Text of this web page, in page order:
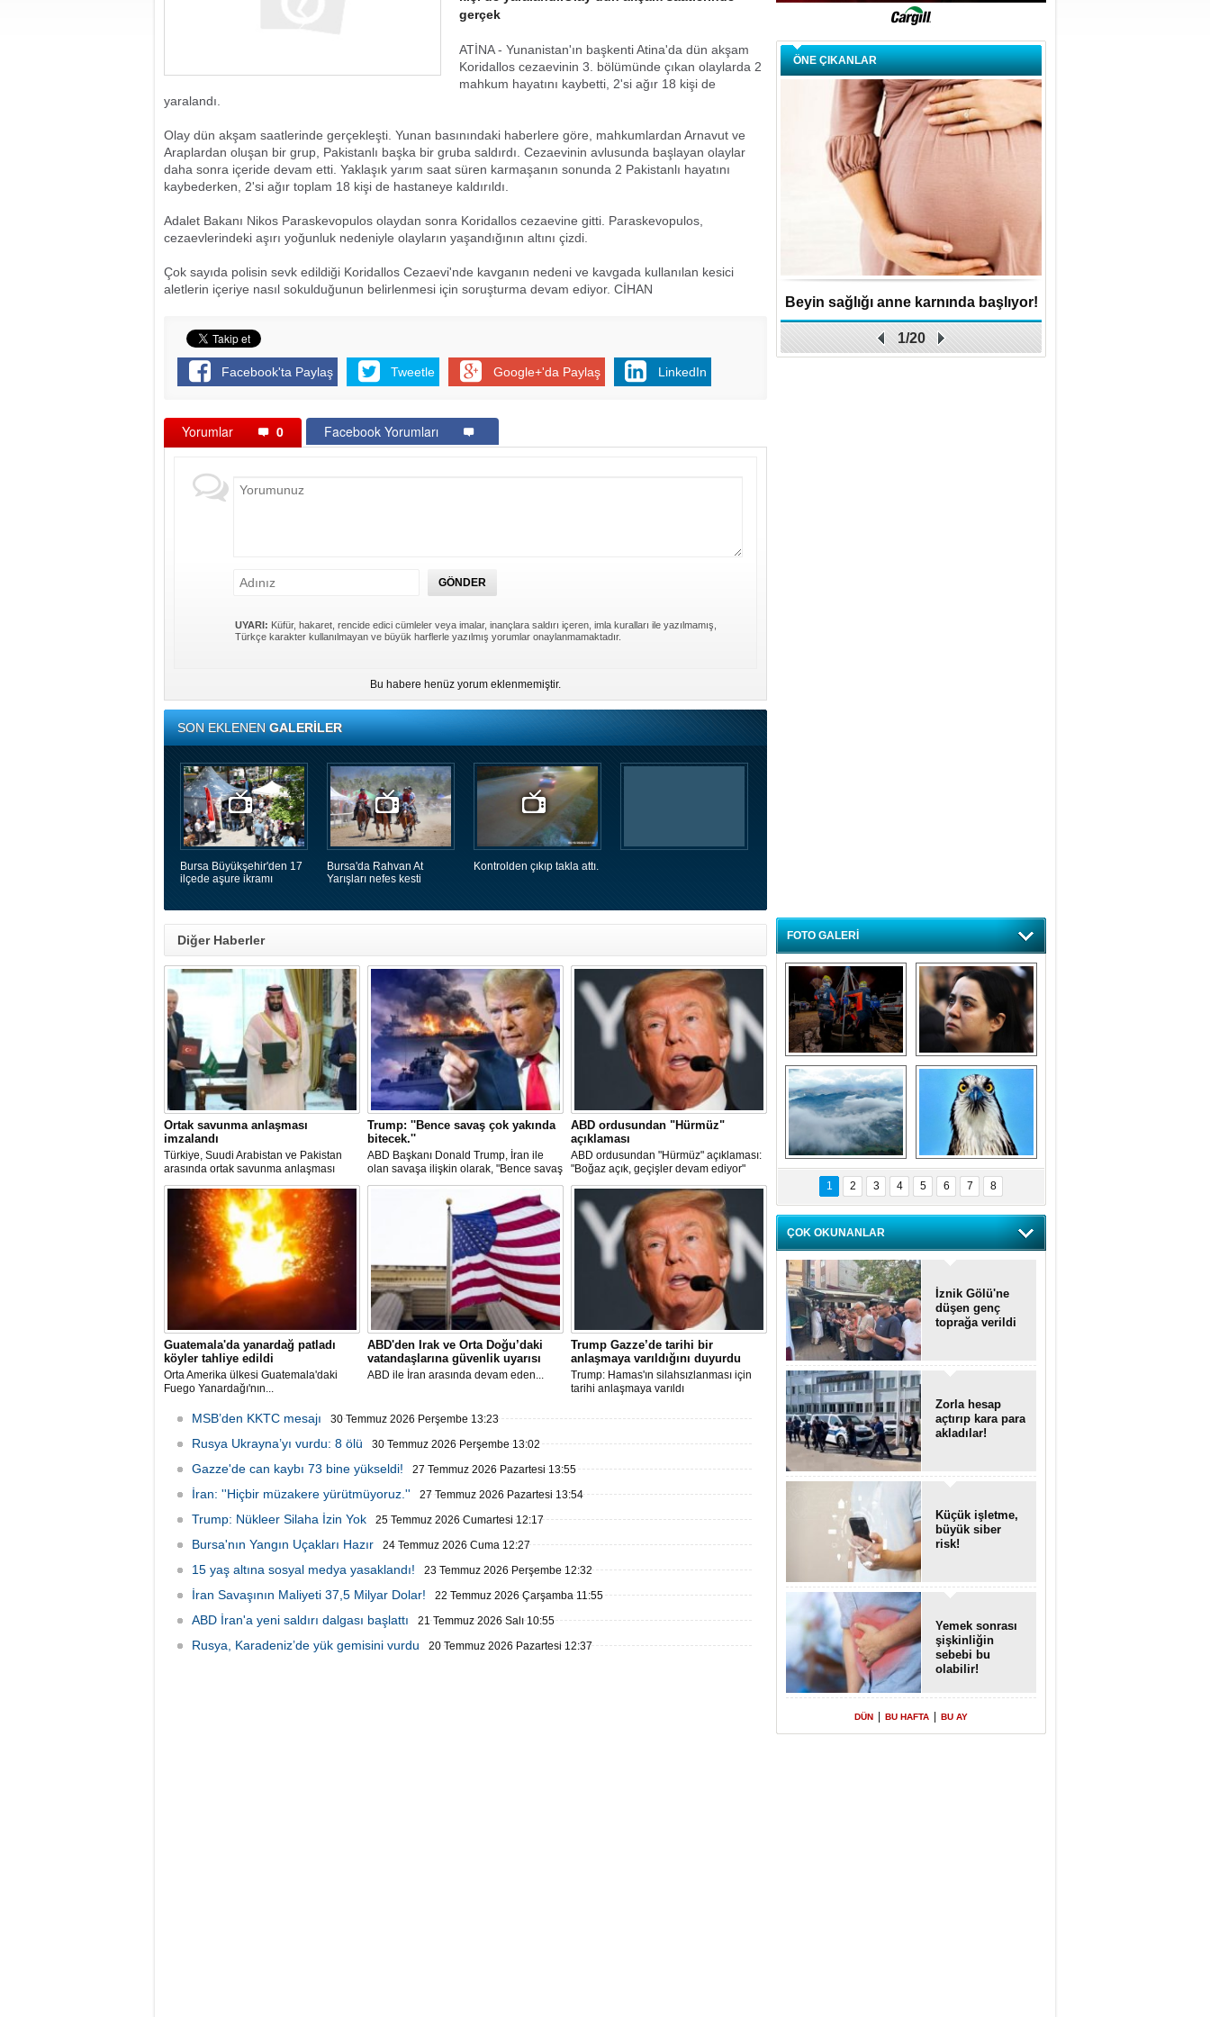
gerçek
ATİNA - Yunanistan'ın başkenti Atina'da dün akşam
Koridallos cezaevinin 3. bölümünde çıkan olaylarda 2
mahkum hayatını kaybetti, 2'si ağır 18 kişi de
yaralandı.
Olay dün akşam saatlerinde gerçekleşti. Yunan basınındaki haberlere göre, mahkumlardan Arnavut ve
Araplardan oluşan bir grup, Pakistanlı başka bir gruba saldırdı. Cezaevinin avlusunda başlayan olaylar
daha sonra içeride devam etti. Yaklaşık yarım saat süren karmaşanın sonunda 2 Pakistanlı hayatını
kaybederken, 2'si ağır toplam 18 kişi de hastaneye kaldırıldı.
Adalet Bakanı Nikos Paraskevopulos olaydan sonra Koridallos cezaevine gitti. Paraskevopulos,
cezaevlerindeki aşırı yoğunluk nedeniyle olayların yaşandığının altını çizdi.
Çok sayıda polisin sevk edildiği Koridallos Cezaevi'nde kavganın nedeni ve kavgada kullanılan kesici
aletlerin içeriye nasıl sokulduğunun belirlenmesi için soruşturma devam ediyor. CİHAN
Facebook'ta Paylaş Tweetle Google+'da Paylaş LinkedIn
Yorumlar 0 Facebook Yorumları
UYARI: Küfür, hakaret, rencide edici cümleler veya imalar, inançlara saldırı içeren, imla kuralları ile yazılmamış,
Türkçe karakter kullanılmayan ve büyük harflerle yazılmış yorumlar onaylanmamaktadır.
Bu habere henüz yorum eklenmemiştir.
SON EKLENENGALERİLER
Bursa Büyükşehir'den 17
ilçede aşure ikramı
Bursa'da Rahvan At
Yarışları nefes kesti
Kontrolden çıkıp takla attı.
Diğer Haberler
Ortak savunma anlaşması
imzalandı
Türkiye, Suudi Arabistan ve Pakistan
arasında ortak savunma anlaşması
imzalandı
Trump: ''Bence savaş çok yakında
bitecek.''
ABD Başkanı Donald Trump, İran ile
olan savaşa ilişkin olarak, "Bence savaş
çok yakında bitecek, İran'ın daha fazla
dayanabileceğini sanmıyorum" dedi
ABD ordusundan "Hürmüz"
açıklaması
ABD ordusundan "Hürmüz" açıklaması:
"Boğaz açık, geçişler devam ediyor"
Guatemala'da yanardağ patladı
köyler tahliye edildi
Orta Amerika ülkesi Guatemala'daki
Fuego Yanardağı'nın...
ABD'den Irak ve Orta Doğu’daki
vatandaşlarına güvenlik uyarısı
ABD ile İran arasında devam eden...
Trump Gazze’de tarihi bir
anlaşmaya varıldığını duyurdu
Trump: Hamas'ın silahsızlanması için
tarihi anlaşmaya varıldı
MSB’den KKTC mesajı 30 Temmuz 2026 Perşembe 13:23
Rusya Ukrayna’yı vurdu: 8 ölü 30 Temmuz 2026 Perşembe 13:02
Gazze'de can kaybı 73 bine yükseldi! 27 Temmuz 2026 Pazartesi 13:55
İran: ''Hiçbir müzakere yürütmüyoruz.'' 27 Temmuz 2026 Pazartesi 13:54
Trump: Nükleer Silaha İzin Yok 25 Temmuz 2026 Cumartesi 12:17
Bursa'nın Yangın Uçakları Hazır 24 Temmuz 2026 Cuma 12:27
15 yaş altına sosyal medya yasaklandı! 23 Temmuz 2026 Perşembe 12:32
İran Savaşının Maliyeti 37,5 Milyar Dolar! 22 Temmuz 2026 Çarşamba 11:55
ABD İran'a yeni saldırı dalgası başlattı 21 Temmuz 2026 Salı 10:55
Rusya, Karadeniz’de yük gemisini vurdu 20 Temmuz 2026 Pazartesi 12:37
ÖNE ÇIKANLAR
Beyin sağlığı anne karnında başlıyor!
1/20
FOTO GALERİ
Bursa'da deprem
tatbikatı gerçeğini
aratmadı
Özlem ve minnetle
anıyoruz
Bursa'dan
büyüleyen
fotoğraflar
Balık Kartalı
Bursa’da
görüntülendi
1 2 3 4 5 6 7 8
ÇOK OKUNANLAR
İznik Gölü'ne
düşen genç
toprağa verildi
Zorla hesap
açtırıp kara para
akladılar!
Küçük işletme,
büyük siber
risk!
Yemek sonrası
şişkinliğin
sebebi bu
olabilir!
DÜN BU HAFTA BU AY